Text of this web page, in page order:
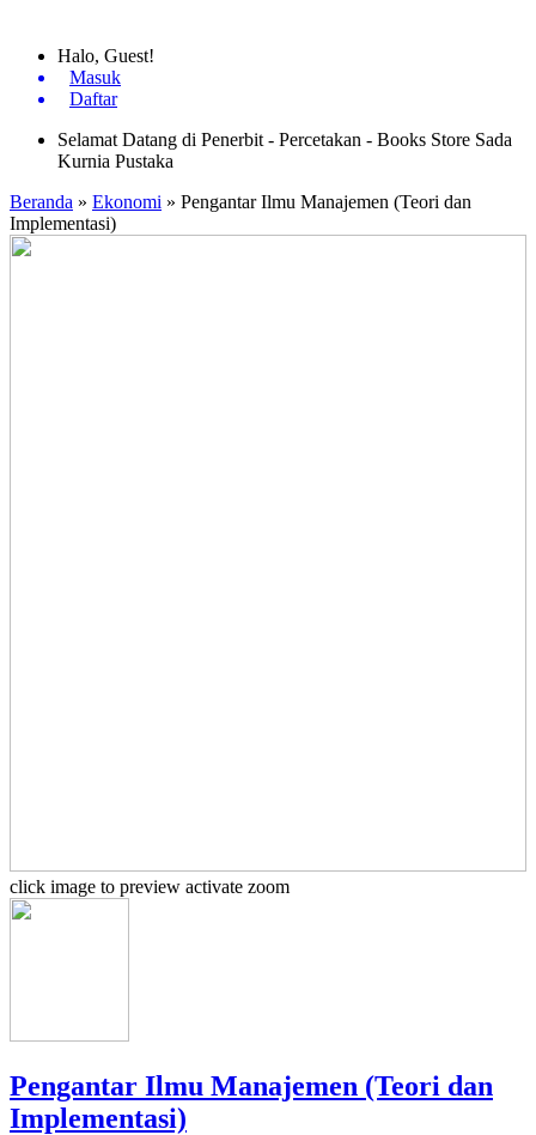
Halo, Guest!
Masuk
Daftar
Selamat Datang di Penerbit - Percetakan - Books Store Sada
Kurnia Pustaka
Beranda » Ekonomi » Pengantar Ilmu Manajemen (Teori dan
Implementasi)
click image to preview activate zoom
Pengantar Ilmu Manajemen (Teori dan
Implementasi)